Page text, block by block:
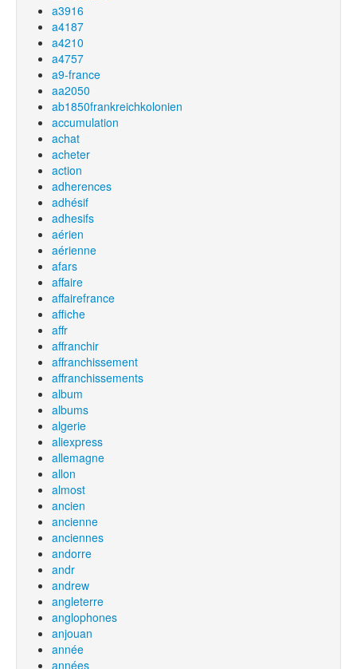
a3916
a4187
a4210
a4757
a9-france
aa2050
ab1850frankreichkolonien
accumulation
achat
acheter
action
adherences
adhésif
adhesifs
aérien
aérienne
afars
affaire
affairefrance
affiche
affr
affranchir
affranchissement
affranchissements
album
albums
algerie
aliexpress
allemagne
allon
almost
ancien
ancienne
anciennes
andorre
andr
andrew
angleterre
anglophones
anjouan
année
années